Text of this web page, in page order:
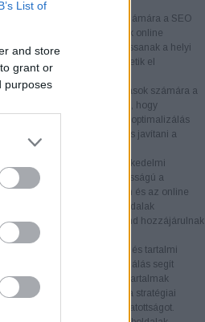
List of
and store
grant or
purposes
A kisvállalkozások számára a SEO
biztosít arra, hogy növeljék online
és versenyelőnyhöz jussanak a helyi
stratégiákkal érhetik el
hatékonyan.
A középvállalkozások számára a
megközelítése szükséges, hogy
maradjanak. A keresőoptimalizálás
az organikus forgalmat és javítani a
arányt.
Az e-kereskedelmi
számára a SEO kulcsfontosságú a
láthatóságának növelésében és az online
fellendítésében. A termékoldalak
és a technikai SEO mind hozzájárulnak
A blogok és tartalmi
számára a keresőoptimalizálás segít
olvasói bázist és javítani a tartalmak
Az értékes tartalom és a stratégiai
használata növeli a látogatottságot.